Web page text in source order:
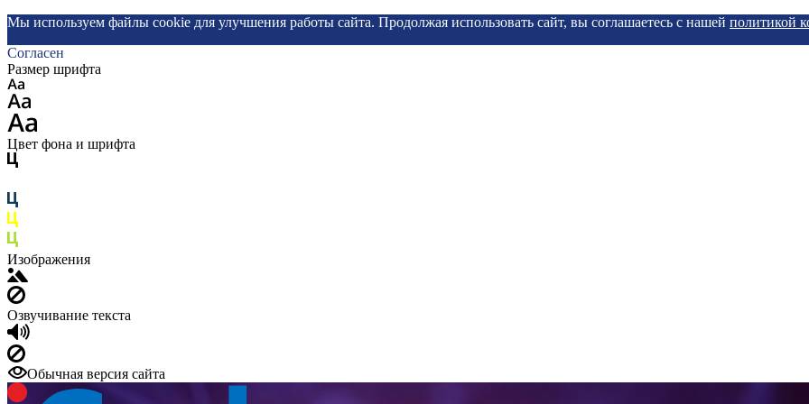
Мы используем файлы cookie для улучшения работы сайта. Продолжая использовать сайт, вы соглашаетесь с нашей политикой
Согласен
Размер шрифта
Цвет фона и шрифта
Изображения
Озвучивание текста
Обычная версия сайта